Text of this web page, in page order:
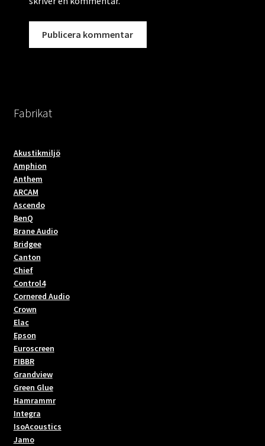
Fabrikat
Akustikmiljö
Amphion
Anthem
ARCAM
Ascendo
BenQ
Brane Audio
Bridgee
Canton
Chief
Control4
Cornered Audio
Crown
Elac
Epson
Euroscreen
FIBBR
Grandview
Green Glue
Hamrammr
Integra
IsoAcoustics
Jamo